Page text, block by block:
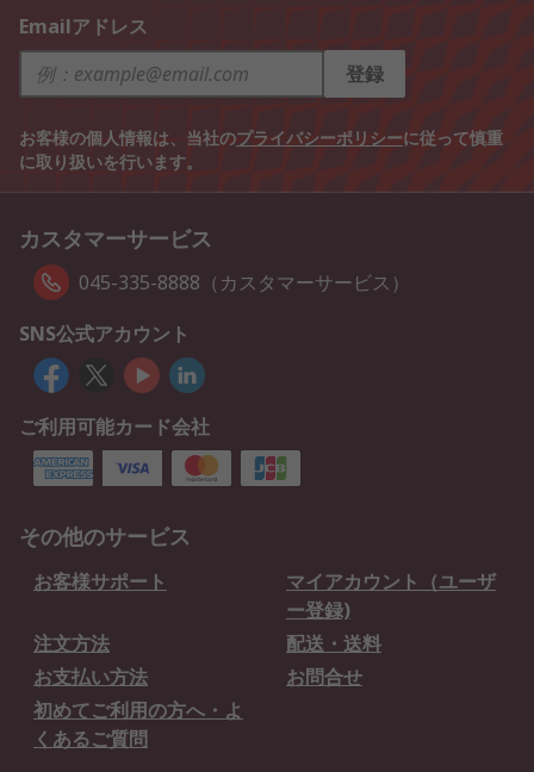
Emailアドレス
登録
お客様の個人情報は、当社のプライバシーポリシーに従って慎重
に取り扱いを行います。
カスタマーサービス
045-335-8888（カスタマーサービス）
SNS公式アカウント
ご利用可能カード会社
その他のサービス
お客様サポート
マイアカウント（ユーザ
ー登録)
注文方法
配送・送料
お支払い方法
お問合せ
初めてご利用の方へ・よ
くあるご質問